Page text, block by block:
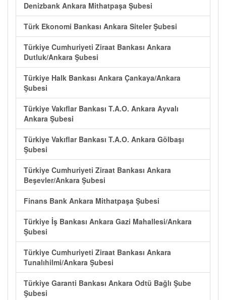
Denizbank Ankara Mithatpaşa Şubesi
Türk Ekonomi Bankası Ankara Siteler Şubesi
Türkiye Cumhuriyeti Ziraat Bankası Ankara
Dutluk/Ankara Şubesi
Türkiye Halk Bankası Ankara Çankaya/Ankara
Şubesi
Türkiye Vakıflar Bankası T.A.O. Ankara Ayvalı
Ankara Şubesi
Türkiye Vakıflar Bankası T.A.O. Ankara Gölbaşı
Şubesi
Türkiye Cumhuriyeti Ziraat Bankası Ankara
Beşevler/Ankara Şubesi
Finans Bank Ankara Mithatpaşa Şubesi
Türkiye İş Bankası Ankara Gazi Mahallesi/Ankara
Şubesi
Türkiye Cumhuriyeti Ziraat Bankası Ankara
Tunalıhilmi/Ankara Şubesi
Türkiye Garanti Bankası Ankara Odtü Bağlı Şube
Şubesi